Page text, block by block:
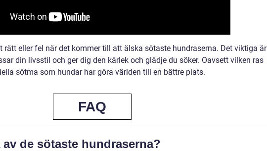
rätt eller fel när det kommer till att älska sötaste hundraserna. Det viktiga är
din livsstil och ger dig den kärlek och glädje du söker. Oavsett vilken ras
sötma som hundar har göra världen till en bättre plats.
FAQ
de sötaste hundraserna?